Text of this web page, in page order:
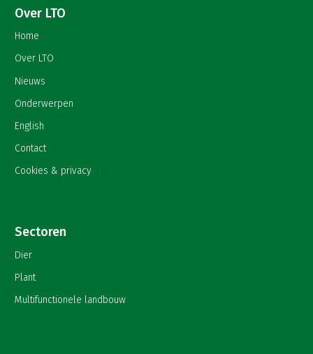
Over LTO
Home
Over LTO
Nieuws
Onderwerpen
English
Contact
Cookies & privacy
Sectoren
Dier
Plant
Multifunctionele landbouw